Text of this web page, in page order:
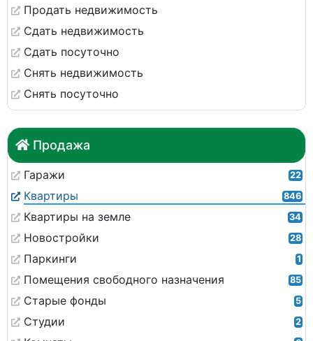
Продать недвижимость
Сдать недвижимость
Сдать посуточно
Снять недвижимость
Снять посуточно
Продажа
Гаражи 22
Квартиры 846
Квартиры на земле 34
Новостройки 28
Паркинги 1
Помещения свободного назначения 85
Старые фонды 5
Студии 2